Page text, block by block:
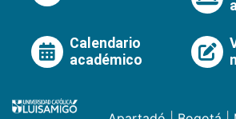
Calendario
académico